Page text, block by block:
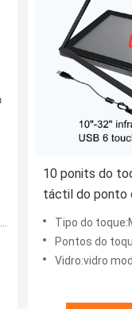
10 ponits do
táctil do ponto
táctil do Ir multi
Tipo do
Pontos do
Vidro:vidro